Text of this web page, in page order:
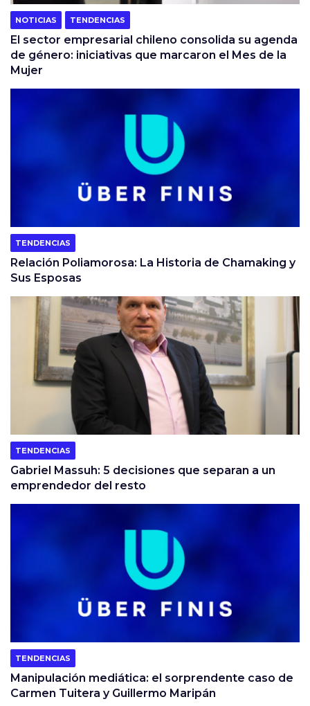
NOTICIAS TENDENCIAS
El sector empresarial chileno consolida su agenda
de género: iniciativas que marcaron el Mes de la
Mujer
TENDENCIAS
Relación Poliamorosa: La Historia de Chamaking y
Sus Esposas
TENDENCIAS
Gabriel Massuh: 5 decisiones que separan a un
emprendedor del resto
TENDENCIAS
Manipulación mediática: el sorprendente caso de
Carmen Tuitera y Guillermo Maripán